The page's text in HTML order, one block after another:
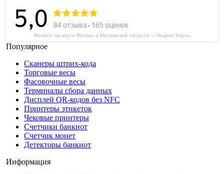
Mertech на карте Москвы и Московской области — Яндекс Карты
Популярное
Сканеры штрих-кода
Торговые весы
Фасовочные весы
Терминалы сбора данных
Дисплей QR-кодов без NFC
Принтеры этикеток
Чековые принтеры
Счетчики банкнот
Счетчик монет
Детекторы банкнот
Информация